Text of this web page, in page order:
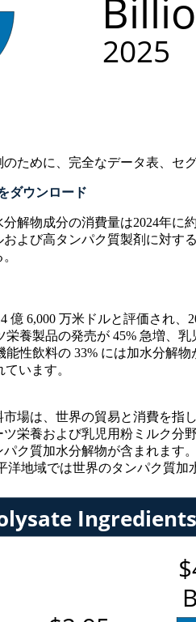
ために、 完全なデータ表、セ
ダウンロード
解物成分の消費量は2024年に
よび高タンパク質製剤に対す
億 6,000 万米ドルと評価され
栄養製品の発売が 45% 急増、
能性飲料の 33% には加水分解
います。
場は、世界の貿易と消費を指し
栄養および乳児用粉ミルク分
ク質加水分解物が含まれます
洋地域では世界のタンパク質加